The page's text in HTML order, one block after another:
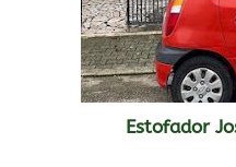
Estofador